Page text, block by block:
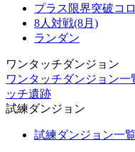
プラス限界突破コ
8人対戦(8月)
ランダン
ワンタッチダンジョン
ワンタッチダンジョン一
ッチ遺跡
試練ダンジョン
試練ダンジョン一覧